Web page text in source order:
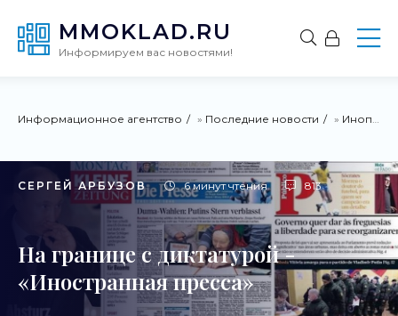
MMOKLAD.RU
Информируем вас новостями!
Информационное агентство » Последние новости » Инопресса
СЕРГЕЙ АРБУЗОВ 6 минут чтения 813
На границе с диктатурой -
«Иностранная пресса»